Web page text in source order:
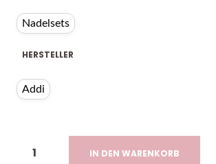
Nadelsets
HERSTELLER
Addi
IN DEN WARENKORB